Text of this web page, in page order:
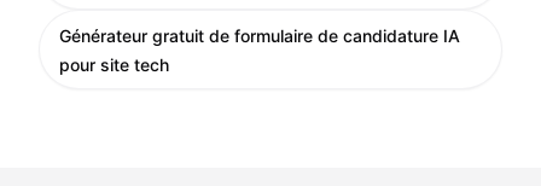
Générateur gratuit de formulaire de candidature IA
pour site tech